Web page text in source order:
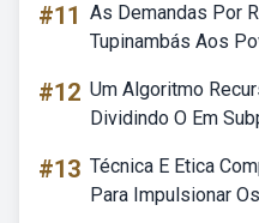
#11 As Demandas Por
Tupinambás Aos
#12 Um Algoritmo
Dividindo O Em
#13 Técnica E Etica
Para Impulsionar